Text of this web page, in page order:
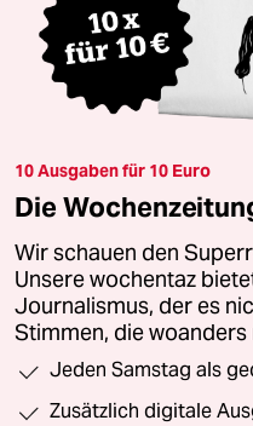
10 Ausgaben für 10 Euro
Die
Wir schauen den
Unsere wochentaz
Journalismus, der es
Stimmen, die
Jeden Samstag als
Zusätzlich digitale